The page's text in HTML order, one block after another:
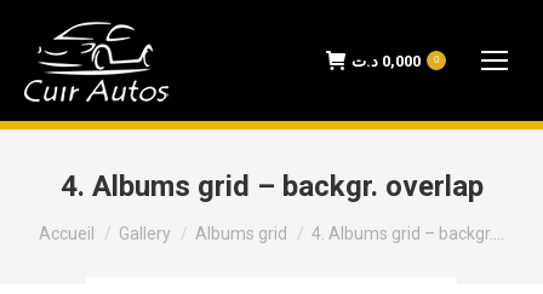
0,000 د.ت 0
4. Albums grid – backgr. overlap
Accueil Gallery Albums grid 4. Albums grid – backgr.…